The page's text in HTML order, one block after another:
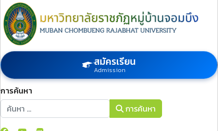
สมัครเรียน
Admission
การค้นหา
การค้นหา
การค้นหา